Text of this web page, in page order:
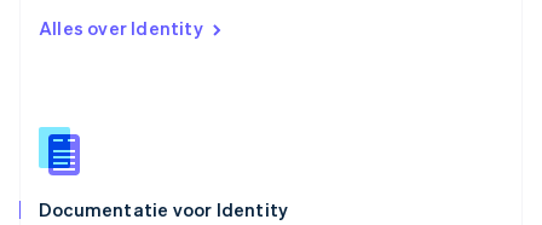
Alles over Identity
Documentatie voor Identity
EnglishItaliano
Español
Thailand
Tsjechië